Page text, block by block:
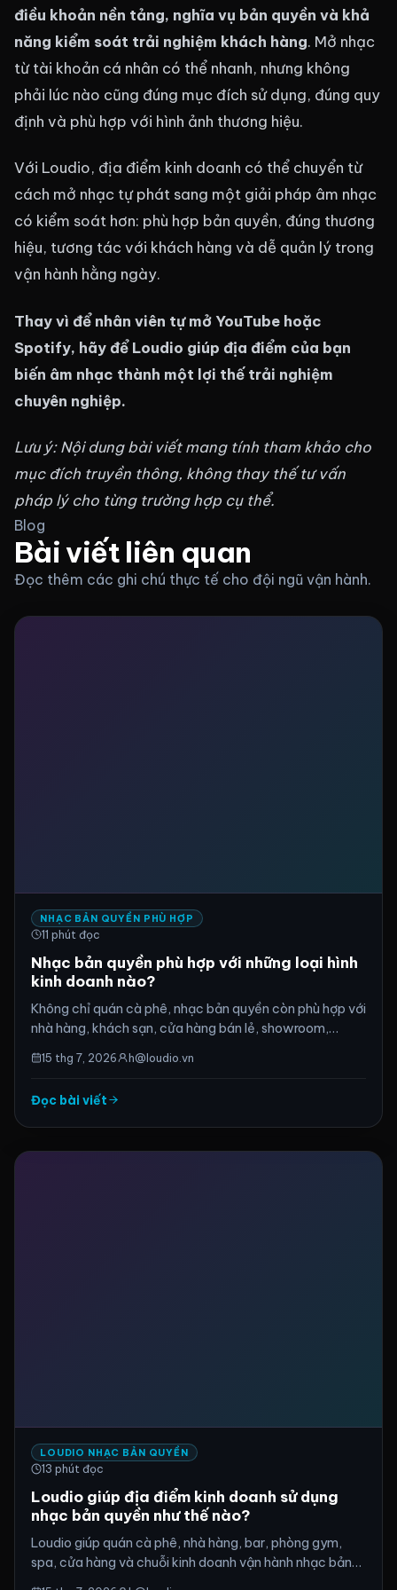
điều khoản nền tảng, nghĩa vụ bản quyền và khả
năng kiểm soát trải nghiệm khách hàng. Mở nhạc
từ tài khoản cá nhân có thể nhanh, nhưng không
phải lúc nào cũng đúng mục đích sử dụng, đúng quy
định và phù hợp với hình ảnh thương hiệu.
Với Loudio, địa điểm kinh doanh có thể chuyển từ
cách mở nhạc tự phát sang một giải pháp âm nhạc
có kiểm soát hơn: phù hợp bản quyền, đúng thương
hiệu, tương tác với khách hàng và dễ quản lý trong
vận hành hằng ngày.
Thay vì để nhân viên tự mở YouTube hoặc
Spotify, hãy để Loudio giúp địa điểm của bạn
biến âm nhạc thành một lợi thế trải nghiệm
chuyên nghiệp.
Lưu ý: Nội dung bài viết mang tính tham khảo cho
mục đích truyền thông, không thay thế tư vấn
pháp lý cho từng trường hợp cụ thể.
Blog
Bài viết liên quan
Đọc thêm các ghi chú thực tế cho đội ngũ vận hành.
NHẠC BẢN QUYỀN PHÙ HỢP
11 phút đọc
Nhạc bản quyền phù hợp với những loại hình
kinh doanh nào?
Không chỉ quán cà phê, nhạc bản quyền còn phù hợp với
nhà hàng, khách sạn, cửa hàng bán lẻ, showroom,
giúp chủ địa điểm hiểu từng mô hình nên dùng nhạc thế
âm nhạc đúng thương hiệu, có tương tác và dễ quản lý
hơn.
15 thg 7, 2026 h@loudio.vn
Đọc bài viết
LOUDIO NHẠC BẢN QUYỀN
13 phút đọc
Loudio giúp địa điểm kinh doanh sử dụng
nhạc bản quyền như thế nào?
Loudio giúp quán cà phê, nhà hàng, bar, phòng gym,
spa, cửa hàng và chuỗi kinh doanh vận hành nhạc bản